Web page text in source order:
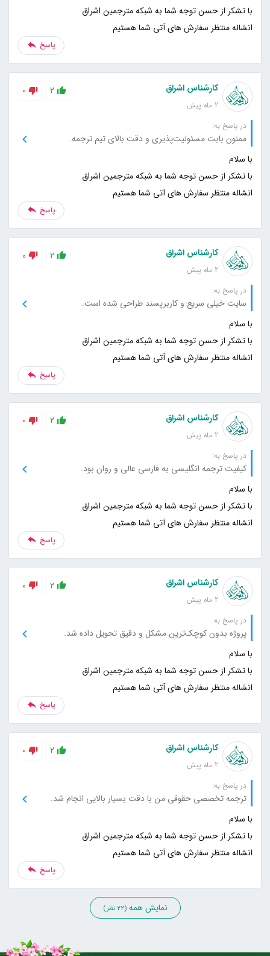
انشاله منتظر سفارش های آتی شما هستیم
پاسخ
کارشناس اشراق
2 ماه پیش
2
0
در پاسخ به:
ممنون بابت مسئولیت‌پذیری و دقت بالای تیم ترجمه.
انشاله منتظر سفارش های آتی شما هستیم
پاسخ
کارشناس اشراق
2 ماه پیش
2
0
در پاسخ به:
سایت خیلی سریع و کاربرپسند طراحی شده است.
انشاله منتظر سفارش های آتی شما هستیم
پاسخ
کارشناس اشراق
2 ماه پیش
2
0
در پاسخ به:
کیفیت ترجمه انگلیسی به فارسی عالی و روان بود.
انشاله منتظر سفارش های آتی شما هستیم
پاسخ
کارشناس اشراق
2 ماه پیش
2
0
در پاسخ به:
پروژه بدون کوچک‌ترین مشکل و دقیق تحویل داده شد.
انشاله منتظر سفارش های آتی شما هستیم
پاسخ
کارشناس اشراق
2 ماه پیش
2
0
در پاسخ به:
ترجمه تخصصی حقوقی من با دقت بسیار بالایی انجام شد.
انشاله منتظر سفارش های آتی شما هستیم
پاسخ
نمایش همه(22 نظر)